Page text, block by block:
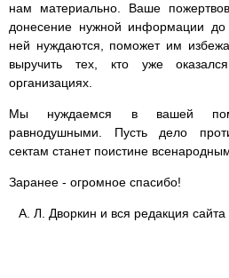
нам материально. Ваше
донесение нужной информации
ней нуждаются, поможет им
выручить тех, кто уже
организациях.
Мы нуждаемся в вашей
равнодушными. Пусть дело
сектам станет поистине
Заранее - огромное спасибо!
А. Л. Дворкин и вся редакция